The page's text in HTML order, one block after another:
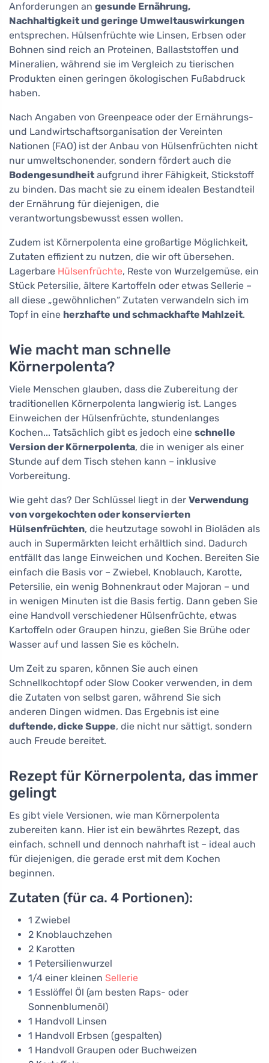
Anforderungen an gesunde Ernährung,
Nachhaltigkeit und geringe Umweltauswirkungen
entsprechen. Hülsenfrüchte wie Linsen, Erbsen oder
Bohnen sind reich an Proteinen, Ballaststoffen und
Mineralien, während sie im Vergleich zu tierischen
Produkten einen geringen ökologischen Fußabdruck
haben.
Nach Angaben von Greenpeace oder der Ernährungs-
und Landwirtschaftsorganisation der Vereinten
Nationen (FAO) ist der Anbau von Hülsenfrüchten nicht
nur umweltschonender, sondern fördert auch die
Bodengesundheit aufgrund ihrer Fähigkeit, Stickstoff
zu binden. Das macht sie zu einem idealen Bestandteil
der Ernährung für diejenigen, die
verantwortungsbewusst essen wollen.
Zudem ist Körnerpolenta eine großartige Möglichkeit,
Zutaten effizient zu nutzen, die wir oft übersehen.
Lagerbare Hülsenfrüchte, Reste von Wurzelgemüse, ein
Stück Petersilie, ältere Kartoffeln oder etwas Sellerie –
all diese „gewöhnlichen“ Zutaten verwandeln sich im
Topf in eine herzhafte und schmackhafte Mahlzeit.
Wie macht man schnelle
Körnerpolenta?
Viele Menschen glauben, dass die Zubereitung der
traditionellen Körnerpolenta langwierig ist. Langes
Einweichen der Hülsenfrüchte, stundenlanges
Kochen... Tatsächlich gibt es jedoch eine schnelle
Version der Körnerpolenta, die in weniger als einer
Stunde auf dem Tisch stehen kann – inklusive
Vorbereitung.
Wie geht das? Der Schlüssel liegt in der Verwendung
von vorgekochten oder konservierten
Hülsenfrüchten, die heutzutage sowohl in Bioläden als
auch in Supermärkten leicht erhältlich sind. Dadurch
entfällt das lange Einweichen und Kochen. Bereiten Sie
einfach die Basis vor – Zwiebel, Knoblauch, Karotte,
Petersilie, ein wenig Bohnenkraut oder Majoran – und
in wenigen Minuten ist die Basis fertig. Dann geben Sie
eine Handvoll verschiedener Hülsenfrüchte, etwas
Kartoffeln oder Graupen hinzu, gießen Sie Brühe oder
Wasser auf und lassen Sie es köcheln.
Um Zeit zu sparen, können Sie auch einen
Schnellkochtopf oder Slow Cooker verwenden, in dem
die Zutaten von selbst garen, während Sie sich
anderen Dingen widmen. Das Ergebnis ist eine
duftende, dicke Suppe, die nicht nur sättigt, sondern
auch Freude bereitet.
Rezept für Körnerpolenta, das immer
gelingt
Es gibt viele Versionen, wie man Körnerpolenta
zubereiten kann. Hier ist ein bewährtes Rezept, das
einfach, schnell und dennoch nahrhaft ist – ideal auch
für diejenigen, die gerade erst mit dem Kochen
beginnen.
Zutaten (für ca. 4 Portionen):
1 Zwiebel
2 Knoblauchzehen
2 Karotten
1 Petersilienwurzel
1/4 einer kleinen Sellerie
1 Esslöffel Öl (am besten Raps- oder
Sonnenblumenöl)
1 Handvoll Linsen
1 Handvoll Erbsen (gespalten)
1 Handvoll Graupen oder Buchweizen